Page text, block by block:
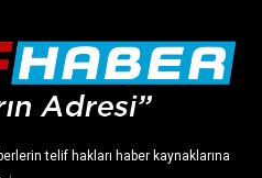
telif hakları haber kaynaklarına